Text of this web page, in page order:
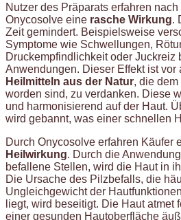
Nutzer des Präparats erfahren
Onycosolve eine rasche Wirkung.
Zeit gemindert. Beispielsweise
Symptome wie Schwellungen,
Druckempfindlichkeit oder Juckreiz
Anwendungen. Dieser Effekt ist vor
Heilmitteln aus der Natur, die
worden sind, zu verdanken. Diese
und harmonisierend auf der Haut.
wird gebannt, was einer schnellen
Durch Onycosolve erfahren Käufer
Heilwirkung. Durch die
befallene Stellen, wird die Haut in
Die Ursache des Pilzbefalls, die
Ungleichgewicht der
liegt, wird beseitigt. Die Haut atmet
einer gesunden Hautoberfläche